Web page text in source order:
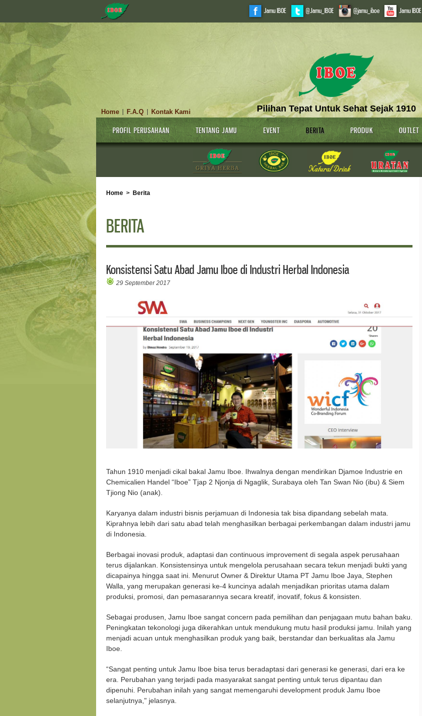
Jamu IBOE @Jamu_IBOE @jamu_iboe Jamu IBOE
Pilihan Tepat Untuk Sehat Sejak 1910
Home F.A.Q Kontak Kami
PROFIL PERUSAHAAN TENTANG JAMU EVENT BERITA PRODUK OUTLET
Home > Berita
BERITA
Konsistensi Satu Abad Jamu Iboe di Industri Herbal Indonesia
29 September 2017
Tahun 1910 menjadi cikal bakal Jamu Iboe. Ihwalnya dengan mendirikan Djamoe Industrie en
Chemicalien Handel “Iboe” Tjap 2 Njonja di Ngaglik, Surabaya oleh Tan Swan Nio (ibu) & Siem
Tjiong Nio (anak).
Karyanya dalam industri bisnis perjamuan di Indonesia tak bisa dipandang sebelah mata.
Kiprahnya lebih dari satu abad telah menghasilkan berbagai perkembangan dalam industri jamu
di Indonesia.
Berbagai inovasi produk, adaptasi dan continuous improvement di segala aspek perusahaan
terus dijalankan. Konsistensinya untuk mengelola perusahaan secara tekun menjadi bukti yang
dicapainya hingga saat ini. Menurut Owner & Direktur Utama PT Jamu Iboe Jaya, Stephen
Walla, yang merupakan generasi ke-4 kuncinya adalah menjadikan prioritas utama dalam
produksi, promosi, dan pemasarannya secara kreatif, inovatif, fokus & konsisten.
Sebagai produsen, Jamu Iboe sangat concern pada pemilihan dan penjagaan mutu bahan baku.
Peningkatan tekonologi juga dikerahkan untuk mendukung mutu hasil produksi jamu. Inilah yang
menjadi acuan untuk menghasilkan produk yang baik, berstandar dan berkualitas ala Jamu
Iboe.
“Sangat penting untuk Jamu Iboe bisa terus beradaptasi dari generasi ke generasi, dari era ke
era. Perubahan yang terjadi pada masyarakat sangat penting untuk terus dipantau dan
dipenuhi. Perubahan inilah yang sangat memengaruhi development produk Jamu Iboe
selanjutnya," jelasnya.